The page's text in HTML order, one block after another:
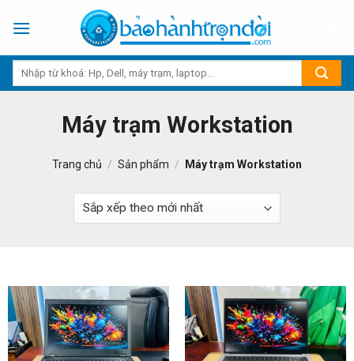
Máy trạm Workstation
Trang chủ / Sản phẩm / Máy trạm Workstation